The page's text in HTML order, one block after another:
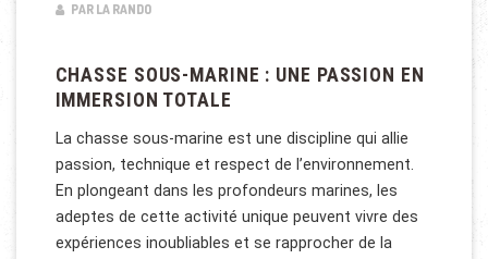
PAR LA RANDO
CHASSE SOUS-MARINE : UNE PASSION EN
IMMERSION TOTALE
La chasse sous-marine est une discipline qui allie
passion, technique et respect de l’environnement.
En plongeant dans les profondeurs marines, les
adeptes de cette activité unique peuvent vivre des
expériences inoubliables et se rapprocher de la